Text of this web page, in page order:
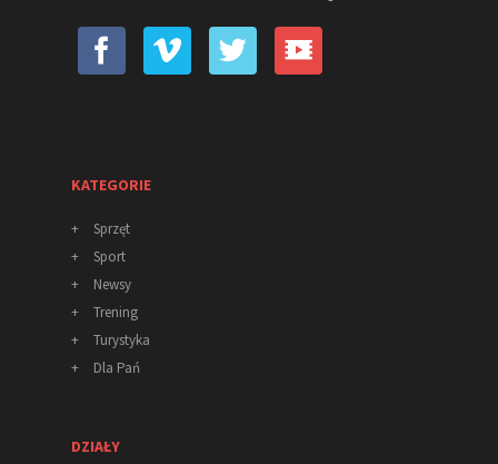
KATEGORIE
+
Sprzęt
+
Sport
+
Newsy
+
Trening
+
Turystyka
+
Dla Pań
DZIAŁY